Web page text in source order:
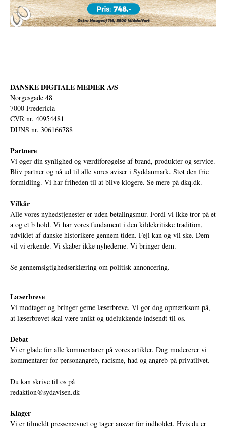
DANSKE DIGITALE MEDIER A/S
Norgesgade 48
7000 Fredericia
CVR nr. 40954481
DUNS nr. 306166788
Partnere
Vi øger din synlighed og værdiforøgelse af brand, produkter og service.
Bliv partner og nå ud til alle vores aviser i Syddanmark. Støt den frie
formidling. Vi har friheden til at blive klogere. Se mere på dkq.dk.
Vilkår
Alle vores nyhedstjenester er uden betalingsmur. Fordi vi ikke tror på et
a og et b hold. Vi har vores fundament i den kildekritiske tradition,
udviklet af danske historikere gennem tiden. Fejl kan og vil ske. Dem
vil vi erkende. Vi skaber ikke nyhederne. Vi bringer dem.
Se gennemsigtighedserklæring om politisk annoncering.
Læserbreve
Vi modtager og bringer gerne læserbreve. Vi gør dog opmærksom på,
at læserbrevet skal være unikt og udelukkende indsendt til os.
Debat
Vi er glade for alle kommentarer på vores artikler. Dog modererer vi
kommentarer for personangreb, racisme, had og angreb på privatlivet.
Du kan skrive til os på
redaktion@sydavisen.dk
Klager
Vi er tilmeldt pressenævnet og tager ansvar for indholdet. Hvis du er